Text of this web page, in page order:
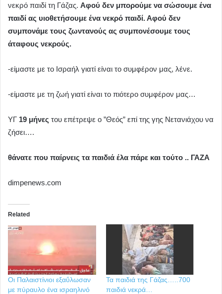
νεκρό παιδί τη Γάζας. Αφού δεν μπορούμε να σώσουμε ένα
παιδί ας υιοθετήσουμε ένα νεκρό παιδί. Αφού δεν
συμπονάμε τους ζωντανούς ας συμπονέσουμε τους
άταφους νεκρούς.
-είμαστε με το Ισραήλ γιατί είναι το συμφέρον μας, λένε.
-είμαστε με τη ζωή γιατί είναι το πιότερο συμφέρον μας…
ΥΓ 19 μήνες του επέτρεψε ο ”Θεός” επί της γης Νετανιάχου να
ζήσει….
θάνατε που παίρνεις τα παιδιά έλα πάρε και τούτο .. ΓΑΖΑ
dimpenews.com
Related
Οι Παλαιστίνιοι εξαΰλωσαν
με πύραυλο ένα ισραηλινό
Τα παιδιά της Γάζας…..700
παιδιά νεκρά…